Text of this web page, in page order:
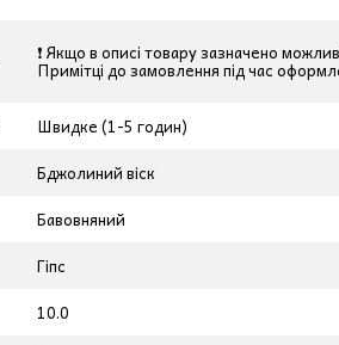
❗ Якщо в описі товару зазначено
Примітці до замовлення під час
Швидке (1-5 годин)
Бджолиний віск
Бавовняний
Гіпс
10.0